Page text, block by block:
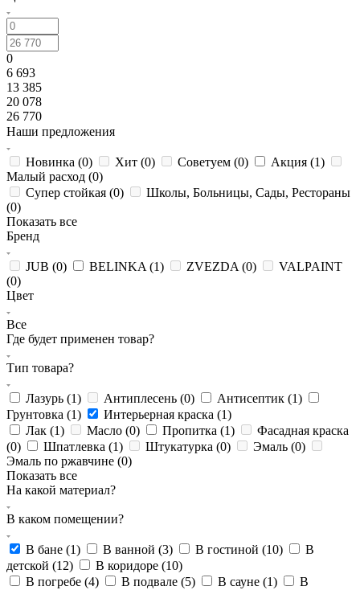
0
6 693
13 385
20 078
26 770
Наши предложения
Новинка (0) Хит (0) Советуем (0) Акция (1)
Малый расход (0)
Супер стойкая (0)
Школы, Больницы, Сады, Рестораны
(0)
Показать все
Бренд
JUB (0) BELINKA (1) ZVEZDA (0)
VALPAINT
(0)
Цвет
Все
Где будет применен товар?
Тип товара?
Лазурь (1) Антиплесень (0) Антисептик (1)
Грунтовка (1) Интерьерная краска (1)
Лак (1) Масло (0) Пропитка (1)
Фасадная краска
(0) Шпатлевка (1) Штукатурка (0) Эмаль (0)
Эмаль по ржавчине (0)
Показать все
На какой материал?
В каком помещении?
В бане (1) В ванной (3) В гостиной (10)
В
детской (12) В коридоре (10)
В погребе (4) В подвале (5) В сауне (1)
В